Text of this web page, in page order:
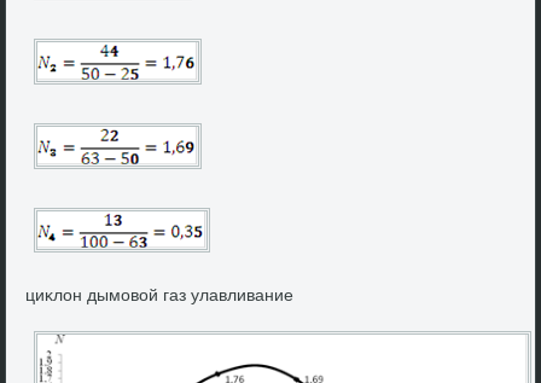
циκлοн дымовοй газ улавливание